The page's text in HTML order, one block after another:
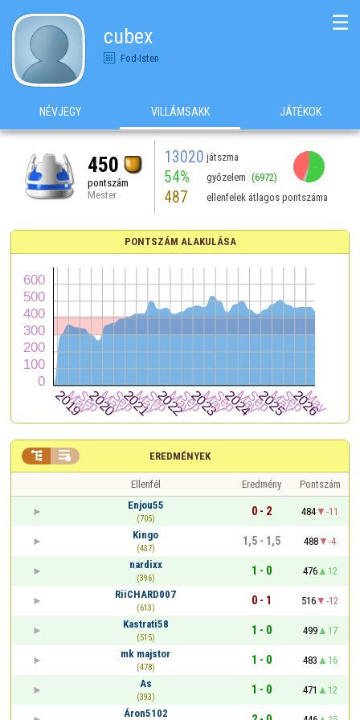
cubex
Fod-Isten
☰
NÉVJEGY VILLÁMSAKK JÁTÉKOK
450
pontszám
Mester
13020 játszma
54% győzelem (6972)
487 ellenfelek átlagos pontszáma
PONTSZÁM ALAKULÁSA
EREDMÉNYEK
 
Ellenfél Eredmény
Pontszám
Enjou55
(705)
0 - 2 484
-11
Kingo
(437)
1,5 - 1,5 488
-4
nardixx
(396)
1 - 0 476
12
RiiCHARD007
(613)
0 - 1 516
-12
Kastrati58
(515)
1 - 0 499
17
mk majstor
(478)
1 - 0 483
16
As
(393)
1 - 0 471
12
Áron5102